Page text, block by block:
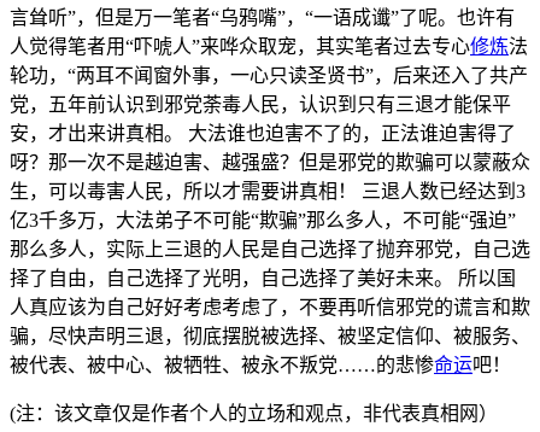
言耸听”，但是万一笔者“乌鸦嘴”，“一语成谶”了呢。也许有
人觉得笔者用“吓唬人”来哗众取宠，其实笔者过去专心修炼法
轮功，“两耳不闻窗外事，一心只读圣贤书”，后来还入了共产
党，五年前认识到邪党荼毒人民，认识到只有三退才能保平
安，才出来讲真相。 大法谁也迫害不了的，正法谁迫害得了
呀？那一次不是越迫害、越强盛？但是邪党的欺骗可以蒙蔽众
生，可以毒害人民，所以才需要讲真相！ 三退人数已经达到3
亿3千多万，大法弟子不可能“欺骗”那么多人，不可能“强迫”
那么多人，实际上三退的人民是自己选择了抛弃邪党，自己选
择了自由，自己选择了光明，自己选择了美好未来。 所以国
人真应该为自己好好考虑考虑了，不要再听信邪党的谎言和欺
骗，尽快声明三退，彻底摆脱被选择、被坚定信仰、被服务、
被代表、被中心、被牺牲、被永不叛党……的悲惨命运吧！
(注：该文章仅是作者个人的立场和观点，非代表真相网）